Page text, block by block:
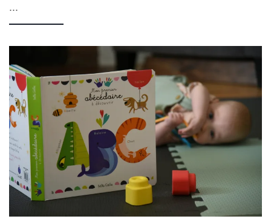
...